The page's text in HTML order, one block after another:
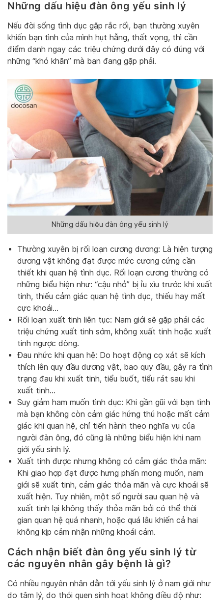
Những dấu hiệu đàn ông yếu sinh lý
Nếu đời sống tình dục gặp rắc rối, bạn thường xuyên
khiến bạn tình của mình hụt hẫng, thất vọng, thì cần
điểm danh ngay các triệu chứng dưới đây có đúng với
những “khó khăn” mà bạn đang gặp phải.
Những dấu hiệu đàn ông yếu sinh lý
Thường xuyên bị rối loạn cương dương: Là hiện tượng
dương vật không đạt được mức cương cứng cần
thiết khi quan hệ tình dục. Rối loạn cương thường có
những biểu hiện như: “cậu nhỏ” bị ỉu xìu trước khi xuất
tinh, thiếu cảm giác quan hệ tình dục, thiếu hay mất
cực khoái…
Rối loạn xuất tinh liên tục: Nam giới sẽ gặp phải các
triệu chứng xuất tinh sớm, không xuất tinh hoặc xuất
tinh ngược dòng.
Đau nhức khi quan hệ: Do hoạt động cọ xát sẽ kích
thích lên quy đầu dương vật, bao quy đầu, gây ra tình
trạng đau khi xuất tinh, tiểu buốt, tiểu rát sau khi
xuất tinh…
Suy giảm ham muốn tình dục: Khi gần gũi với bạn tình
mà bạn không còn cảm giác hứng thú hoặc mất cảm
giác khi quan hệ, chỉ tiến hành theo nghĩa vụ của
người đàn ông, đó cũng là những biểu hiện khi nam
giới yếu sinh lý.
Xuất tinh được nhưng không có cảm giác thỏa mãn:
Khi giao hợp đạt được hưng phấn mong muốn, nam
giới sẽ xuất tinh, cảm giác thỏa mãn và cực khoái sẽ
xuất hiện. Tuy nhiên, một số người sau quan hệ và
xuất tinh lại không thấy thỏa mãn bởi có thể thời
gian quan hệ quá nhanh, hoặc quá lâu khiến cả hai
không kịp cảm nhận những khoái cảm.
Cách nhận biết đàn ông yếu sinh lý từ
các nguyên nhân gây bệnh là gì?
Có nhiều nguyên nhân dẫn tới yếu sinh lý ở nam giới như
do tâm lý, do thói quen sinh hoạt không điều độ như: